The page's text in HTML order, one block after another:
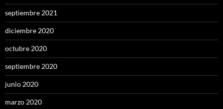
septiembre 2021
diciembre 2020
octubre 2020
septiembre 2020
junio 2020
marzo 2020